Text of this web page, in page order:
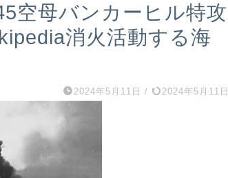
空母バンカーヒル特攻
消火活動する海
2024年5月11日 / 2024年5月11日